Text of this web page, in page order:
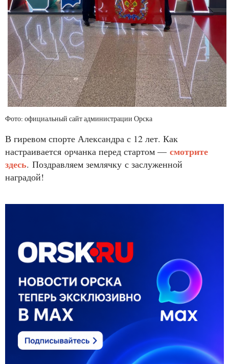
Фото: официальный сайт администрации Орска
В гиревом спорте Александра с 12 лет. Как
настраивается орчанка перед стартом — смотрите
здесь. Поздравляем землячку с заслуженной
наградой!